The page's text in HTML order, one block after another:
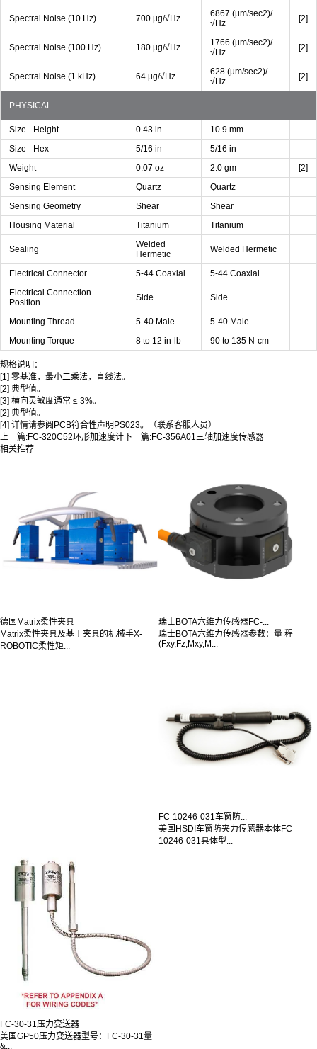
Spectral Noise (10 Hz) 700 µg/√Hz
6867 (µm/sec2)/
√Hz
[2]
Spectral Noise (100 Hz) 180 µg/√Hz
1766 (µm/sec2)/
√Hz
[2]
Spectral Noise (1 kHz) 64 µg/√Hz
628 (µm/sec2)/
√Hz
[2]
PHYSICAL
Size - Height 0.43 in
10.9 mm
Size - Hex
5/16 in
5/16 in
Weight
0.07 oz 2.0 gm
[2]
Sensing Element
Quartz
Quartz
Sensing Geometry
Shear
Shear
Housing Material
Titanium Titanium
Sealing
Welded
Hermetic
Welded Hermetic
Electrical Connector 5-44 Coaxial
5-44 Coaxial
Electrical Connection
Position
Side Side
Mounting Thread 5-40 Male
5-40 Male
Mounting Torque
8 to 12 in-lb 90 to 135 N-cm
规格说明：
[1] 零基准，最小二乘法，直线法。
[2] 典型值。
[3] 横向灵敏度通常 ≤ 3%。
[2] 典型值。
[4] 详情请参阅PCB符合性声明PS023。（联系客服人员）
上一篇:FC-320C52环形加速度计 下一篇:FC-356A01三轴加速度传感器
相关推荐
德国Matrix柔性夹具
Matrix柔性夹具及基于夹具的机械手X-
ROBOTIC柔性矩...
瑞士BOTA六维力传感器FC-...
瑞士BOTA六维力传感器参数：量 程
(Fxy,Fz,Mxy,M...
FC-10246-031车窗防...
美国HSDI车窗防夹力传感器本体FC-
10246-031具体型...
FC-30-31压力变送器
美国GP50压力变送器型号：FC-30-31量
&...